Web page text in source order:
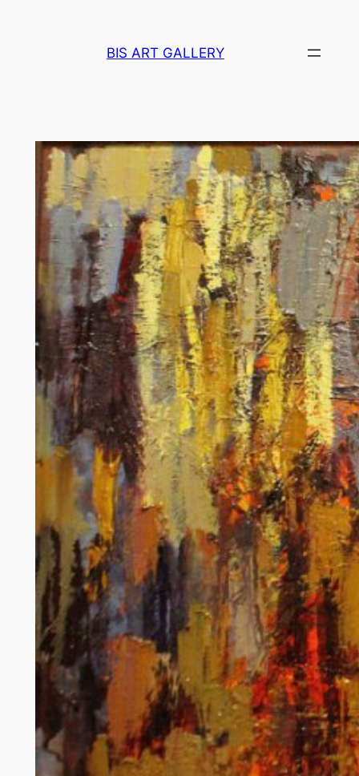
BIS ART GALLERY